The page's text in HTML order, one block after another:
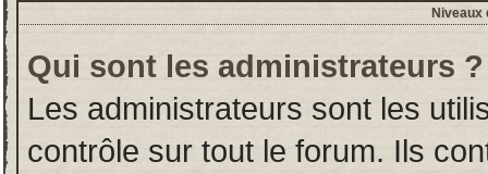
Niveaux
Qui sont les administrateurs ?
Les administrateurs sont les
contrôle sur tout le forum. Ils